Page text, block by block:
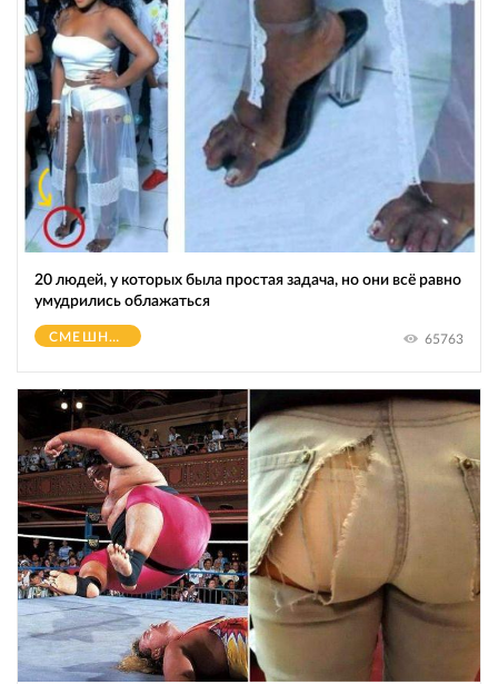
20 людей, у которых была простая задача, но они всё равно
умудрились облажаться
СМЕШНОЕ 65763